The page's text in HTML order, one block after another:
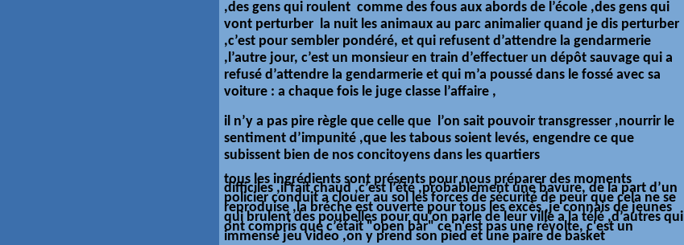
,des gens qui roulent comme des fous aux abords de l’école ,des gens qui
vont perturber la nuit les animaux au parc animalier quand je dis perturber
,c’est pour sembler pondéré, et qui refusent d’attendre la gendarmerie
,l’autre jour, c’est un monsieur en train d’effectuer un dépôt sauvage qui a
refusé d’attendre la gendarmerie et qui m’a poussé dans le fossé avec sa
voiture : a chaque fois le juge classe l’affaire ,
il n’y a pas pire règle que celle que l’on sait pouvoir transgresser ,nourrir le
sentiment d’impunité ,que les tabous soient levés, engendre ce que
subissent bien de nos concitoyens dans les quartiers
tous les ingrédients sont présents pour nous préparer des moments
difficiles,il fait chaud ,c’est l’été ,probablement une bavure, de la part d’un
policier conduit a clouer au sol les forces de sécurité de peur que cela ne se
reproduise ,la bréche est ouverte pour tous lesexcès,je connais de jeunes
qui brulent des poubelles pour qu’on parle de leur ville a la télé ,d’autres qui
ont compris que c’était "open bar" ce n'est pas une révolte, c'est un
immense jeu video ,on y prend son pied et une paire de basket